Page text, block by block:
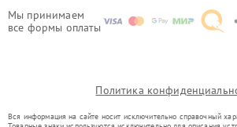
Мы принимаем
все формы оплаты
Политика
Вся информация на сайте носит исключительно справочный